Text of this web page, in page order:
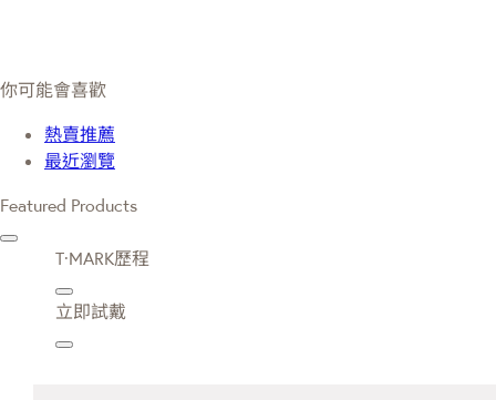
你可能會喜歡
熱賣推薦
最近瀏覽
Featured Products
T·MARK歷程
立即試戴